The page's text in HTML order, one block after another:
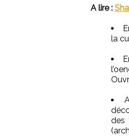
A lire :
la
des